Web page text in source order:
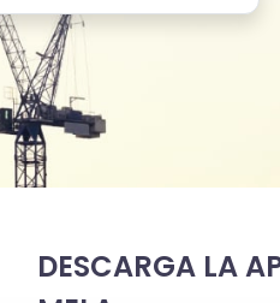
DESCARGA LA